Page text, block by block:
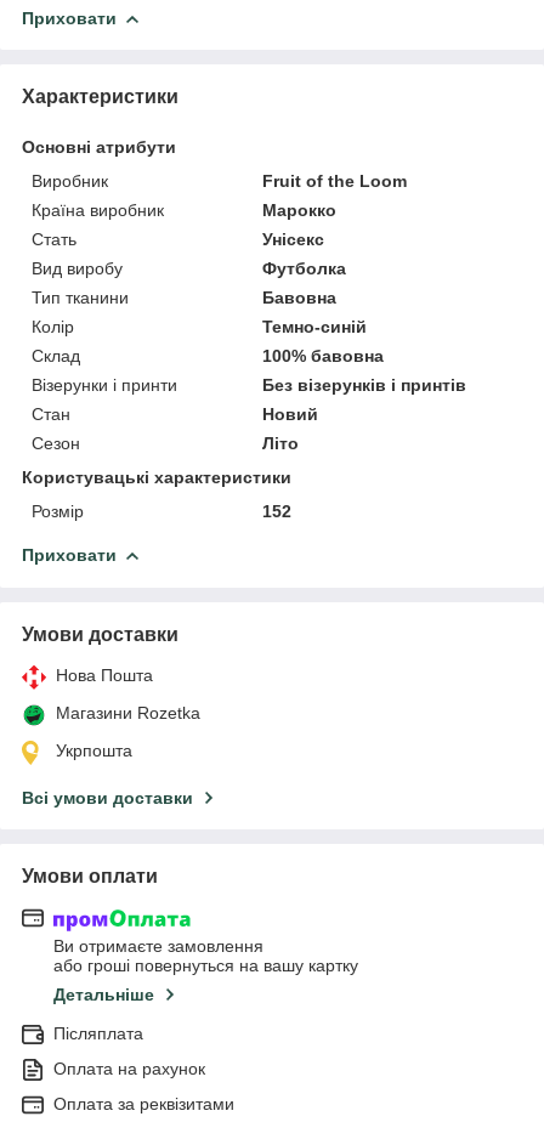
Приховати
Характеристики
Основні атрибути
Виробник
Fruit of the Loom
Країна виробник
Марокко
Стать
Унісекс
Вид виробу
Футболка
Тип тканини
Бавовна
Колір
Темно-синій
Склад
100% бавовна
Візерунки і принти
Без візерунків і принтів
Стан
Новий
Сезон
Літо
Користувацькі характеристики
Розмір
152
Приховати
Умови доставки
Нова Пошта
Магазини Rozetka
Укрпошта
Всі умови доставки
Умови оплати
Ви отримаєте замовлення
або гроші повернуться на вашу картку
Детальніше
Післяплата
Оплата на рахунок
Оплата за реквізитами